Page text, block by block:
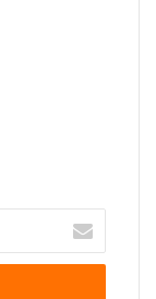
بريدك
الإلكتروني